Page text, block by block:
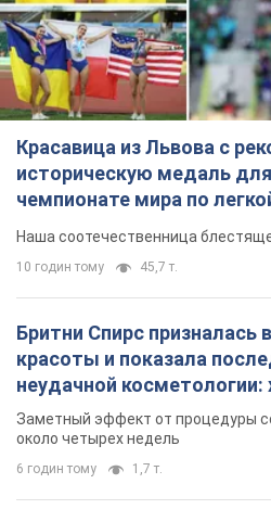
Красавица из Львова с
историческую медаль
чемпионате мира по
Видео
Наша соотечественница
10 годин тому 45,7 т.
Бритни Спирс призналась
красоты и показала
неудачной косметологии:
так почти месяц
Заметный эффект от процедуры
около четырех недель
6 годин тому 1,7 т.